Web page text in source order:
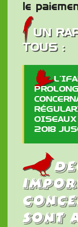
le
UN
TOUS :
OISEAUX
2018
sont